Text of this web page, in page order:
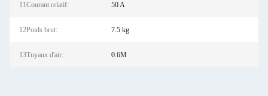
11Courant relatif: 50 A
12Poids brut: 7.5 kg
13Tuyaux d'air: 0.6M